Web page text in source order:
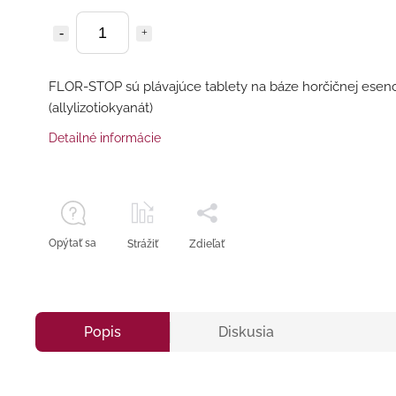
FLOR-STOP sú plávajúce tablety na báze horčičnej
(allylizotiokyanát)
Detailné informácie
Opýtať sa Strážiť Zdieľať
Popis Diskusia